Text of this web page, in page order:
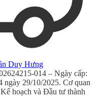
Duy Hưng
014 – Ngày cấp:
ngày 29/10/2025. Cơ quan
hoạch và Đầu tư thành